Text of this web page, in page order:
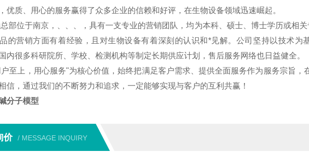
优质、用心的服务赢得了众多企业的信赖和好评，在生物设备领域迅速崛起。
部位于南京，、、、，具有一支专业的营销团队，均为本科、硕士、博士学历或相
的营销方面有着经验，且对生物设备有着深刻的认识和*见解。公司坚持以技术为
内很多科研院所、学校、检测机构等制定长期供应计划，售后服务网络也日益健全。
户至上，用心服务"为核心价值，始终把满足客户需求、提供全面服务作为服务宗旨，
信，通过我们的不断努力和追求，一定能够实现与客户的互利共赢！
分子模型
价 / MESSAGE INQUIRY